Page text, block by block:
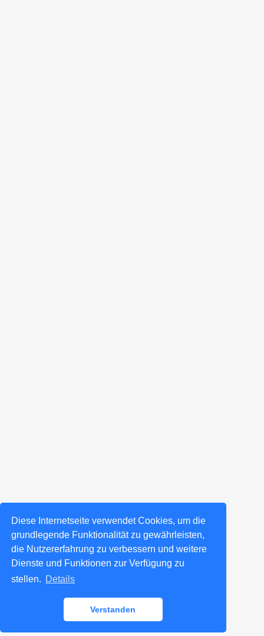
Diese Internetseite verwendet Cookies, um die
grundlegende Funktionalität zu gewährleisten,
die Nutzererfahrung zu verbessern und weitere
Dienste und Funktionen zur Verfügung zu
stellen. Details
Verstanden